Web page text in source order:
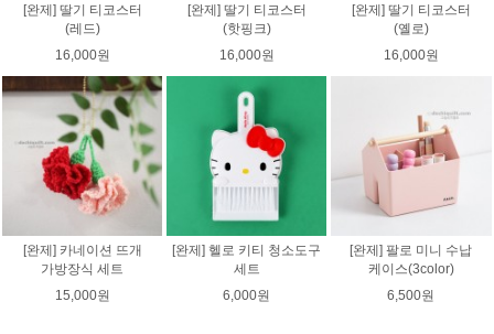
[완제] 딸기 티코스터
(레드)
16,000원
[완제] 딸기 티코스터
(핫핑크)
16,000원
[완제] 딸기 티코스터
(옐로)
16,000원
[완제] 카네이션 뜨개
가방장식 세트
15,000원
[완제] 헬로 키티 청소도구
세트
6,000원
[완제] 팔로 미니 수납
케이스(3color)
6,500원